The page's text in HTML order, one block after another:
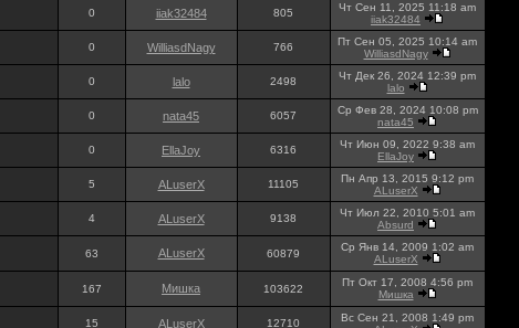
0 iiak32484 805
Чт Сен 11, 2025 11:18 am
iiak32484
0 WilliasdNagy 766
Пт Сен 05, 2025 10:14 am
WilliasdNagy
0 lalo 2498
Чт Дек 26, 2024 12:39 pm
lalo
0 nata45 6057
Ср Фев 28, 2024 10:08 pm
nata45
0 EllaJoy 6316
Чт Июн 09, 2022 9:38 am
EllaJoy
5 ALuserX 11105
Пн Апр 13, 2015 9:12 pm
ALuserX
4 ALuserX 9138
Чт Июл 22, 2010 5:01 am
Absurd
63 ALuserX 60879
Ср Янв 14, 2009 1:02 am
ALuserX
167 Мишка 103622
Пт Окт 17, 2008 4:56 pm
Мишка
15 ALuserX 12710
Вс Сен 21, 2008 1:49 pm